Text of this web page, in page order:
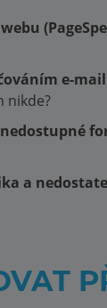
e-
nikde?
a